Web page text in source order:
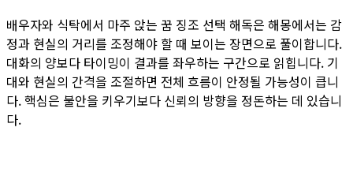
배우자와 식탁에서 마주 앉는 꿈 징조 선택 해독은 해몽에서는 감
정과 현실의 거리를 조정해야 할 때 보이는 장면으로 풀이합니다.
대화의 양보다 타이밍이 결과를 좌우하는 구간으로 읽힙니다. 기
대와 현실의 간격을 조절하면 전체 흐름이 안정될 가능성이 큽니
다. 핵심은 불안을 키우기보다 신뢰의 방향을 정돈하는 데 있습니
다.